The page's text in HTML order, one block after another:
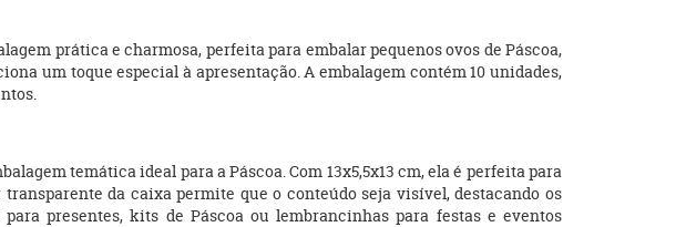
prática e charmosa, perfeita para embalar pequenos ovos de Páscoa,
um toque especial à apresentação. A embalagem contém 10 unidades,
temática ideal para a Páscoa. Com 13x5,5x13 cm, ela é perfeita para
da caixa permite que o conteúdo seja visível, destacando os
presentes, kits de Páscoa ou lembrancinhas para festas e eventos